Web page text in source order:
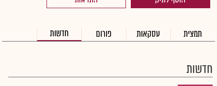
תמצית עסקאות פורום חדשות
חדשות